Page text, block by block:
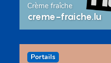
Crème fraîche
creme-fraiche.lu
Portails